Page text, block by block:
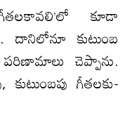
కూడా
దానిలోనూ కుటుంబ
పరిణామాలు చెప్పాను.
గీతలకు-